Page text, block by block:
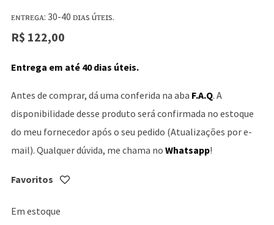
ᴇɴᴛʀᴇɢᴀ: 30-40 ᴅɪᴀs úᴛᴇɪs.
R$ 122,00
Entrega em até 40 dias úteis.
Antes de comprar, dá uma conferida na aba F.A.Q. A
disponibilidade desse produto será confirmada no estoque
do meu fornecedor após o seu pedido (Atualizações por e-
mail). Qualquer dúvida, me chama no Whatsapp!
Favoritos
Em estoque